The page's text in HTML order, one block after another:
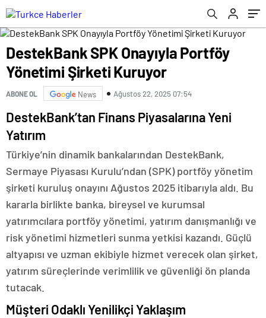
DestekBank SPK Onayıyla Portföy
Yönetimi Şirketi Kuruyor
ABONE OL News Ağustos 22, 2025 07:54
DestekBank’tan Finans Piyasalarına Yeni
Yatırım
Türkiye’nin dinamik bankalarından DestekBank,
Sermaye Piyasası Kurulu’ndan (SPK) portföy yönetim
şirketi kuruluş onayını Ağustos 2025 itibarıyla aldı. Bu
kararla birlikte banka, bireysel ve kurumsal
yatırımcılara portföy yönetimi, yatırım danışmanlığı ve
risk yönetimi hizmetleri sunma yetkisi kazandı. Güçlü
altyapısı ve uzman ekibiyle hizmet verecek olan şirket,
yatırım süreçlerinde verimlilik ve güvenliği ön planda
tutacak.
Müşteri Odaklı Yenilikçi Yaklaşım